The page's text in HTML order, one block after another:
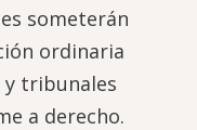
someterán
ordinaria
y tribunales
a derecho.